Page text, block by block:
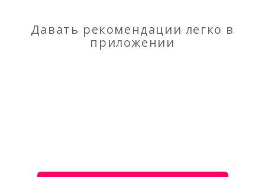
Давать рекомендации легко в
приложении